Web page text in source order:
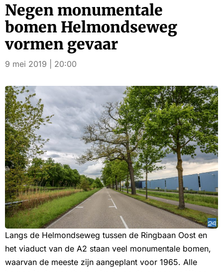
Negen monumentale
bomen Helmondseweg
vormen gevaar
9 mei 2019 | 20:00
Langs de Helmondseweg tussen de Ringbaan Oost en
het viaduct van de A2 staan veel monumentale bomen,
waarvan de meeste zijn aangeplant voor 1965. Alle